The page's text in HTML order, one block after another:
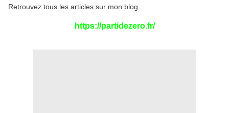
Retrouvez tous les articles sur mon blog
https://partidezero.fr/